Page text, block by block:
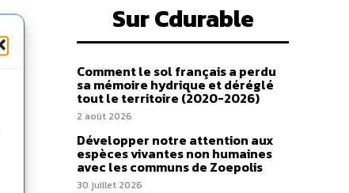
Sur Cdurable
Comment le sol français a perdu
sa mémoire hydrique et déréglé
tout le territoire (2020-2026)
2 août 2026
Développer notre attention aux
espèces vivantes non humaines
avec les communs de Zoepolis
30 juillet 2026